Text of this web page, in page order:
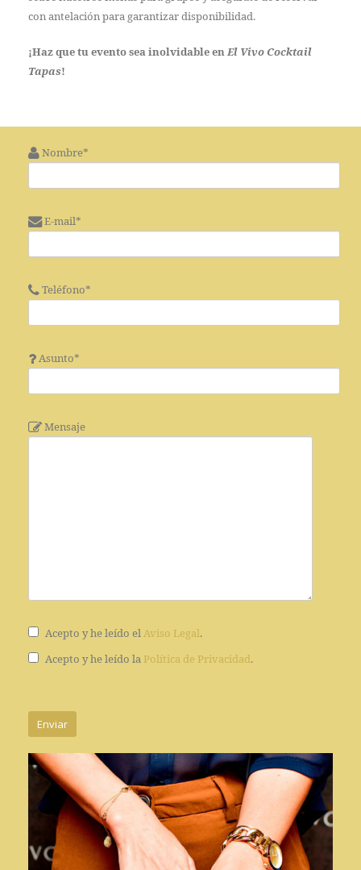
con antelación para garantizar disponibilidad.
¡Haz que tu evento sea inolvidable enEl Vivo Cocktail
Tapas!
Nombre*
E-mail*
Teléfono*
Asunto*
Mensaje
Acepto y he leído elAviso Legal.
Acepto y he leído la Política de Privacidad.